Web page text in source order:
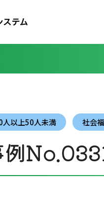
人以上50人未満 社会
例